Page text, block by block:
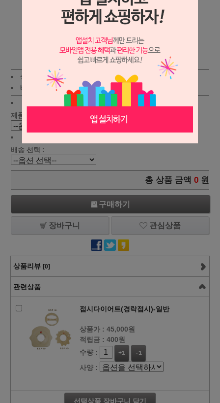
상세보기
상품가 : 96,000원 적립금:600원
배송비 : (조건) ! 지역별
제품 선택 :
배송 선택 :
총 상품 금액 0 원
구매하기
장바구니 관심상품
상품리뷰 [0]
관련상품
접시다이어트(경락접시)-일반
상품가 : 45,000원
적립금 : 400원
수량 :
+1 -1
사양 :
선택상품 장바구니 담기